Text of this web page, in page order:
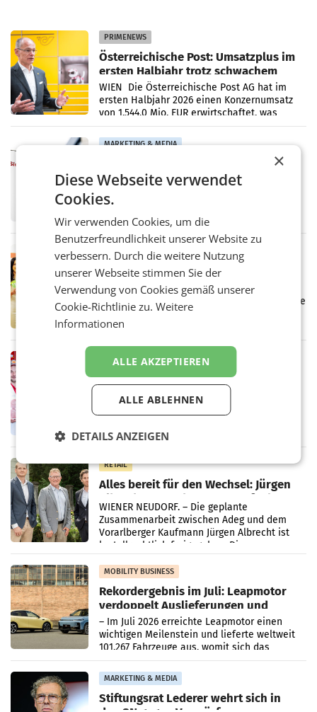
PRIMENEWS
Österreichische Post: Umsatzplus im
ersten Halbjahr trotz schwachem
Briefgeschäft
WIEN Die Österreichische Post AG hat im
ersten Halbjahr 2026 einen Konzernumsatz
von 1.544,0 Mio. EUR erwirtschaftet, was
einem Plus von 3,8 Prozent gegenüber dem
Vergleichszeitraum
MARKETING & MEDIA
überraschend viel Gewinn
UNTERFÖHRING/MAILAND/AMSTERDAM. Der
Fernsehkonzern ProSiebenSat.1 hat im
wieder Gewinn gemacht und die
Markterwartung deutlich übertroffen.
RETAIL
Eine Bühne für Zirkularität: ARA und
Müller informieren am POS über
Kreislauffähigkeit
Über den gesamten August hinweg rücken die
Altstoff Recycling Austria AG (ARA) und der
Handelskonzern Müller die Initiative
RETAIL
Penny modernisiert zwei Filialen in
Ober- und Niederösterreich
WIENER NEUDORF. – Im Rahmen einer
laufenden Modernisierungsoffensive
Oberösterreich. Die beiden Standorte liegen
RETAIL
Alles bereit für den Wechsel: Jürgen
Albrecht setzt ab 1.1.2027 auf Adeg
WIENER NEUDORF. – Die geplante
Zusammenarbeit zwischen Adeg und dem
Vorarlberger Kaufmann Jürgen Albrecht ist
kartellrechtlich freigegeben: Die
Bundeswettbewerbsbehörde und der
Bundeskartellanwalt
MOBILITY BUSINESS
Rekordergebnis im Juli: Leapmotor
verdoppelt Auslieferungen und
überschreitet die 100.000er-Marke
– Im Juli 2026 erreichte Leapmotor einen
wichtigen Meilenstein und lieferte weltweit
101.267 Fahrzeuge aus, womit sich das
Ergebnis gegenüber Juli 2025 mehr als
verdoppelte (+102
MARKETING & MEDIA
Stiftungsrat Lederer wehrt sich in
×
Diese Webseite verwendet
Cookies.
Wir verwenden Cookies, um die
Benutzerfreundlichkeit unserer Website zu
verbessern. Durch die weitere Nutzung
unserer Webseite stimmen Sie der
Verwendung von Cookies gemäß unserer
Cookie-Richtlinie zu.Weitere
Informationen
ALLE AKZEPTIEREN
ALLE ABLEHNEN
DETAILS ANZEIGEN